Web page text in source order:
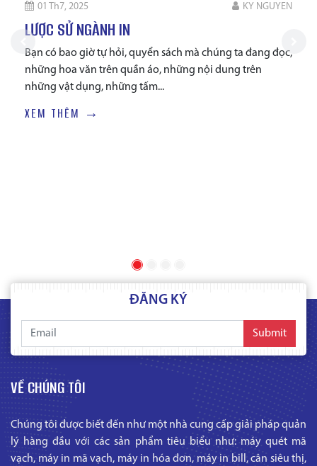
01 Th7, 2025 KY NGUYEN
LƯỢC SỬ NGÀNH IN
Bạn có bao giờ tự hỏi, quyển sách mà chúng ta đang đọc,
những hoa văn trên quần áo, những nội dung trên
những vật dụng, những tấm...
XEM THÊM →
ĐĂNG KÝ
Submit
VỀ CHÚNG TÔI
Chúng tôi được biết đến như một nhà cung cấp giải pháp quản
lý hàng đầu với các sản phẩm tiêu biểu như: máy quét mã
vạch, máy in mã vạch, máy in hóa đơn, máy in bill, cân siêu thị,